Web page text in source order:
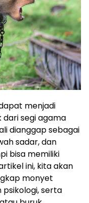
menjadi
dari segi agama
dianggap sebagai
sadar, dan
bisa memiliki
ini, kita akan
monyet
serta